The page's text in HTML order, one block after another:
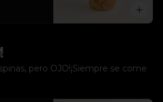
pero OJO!¡Siempre se come